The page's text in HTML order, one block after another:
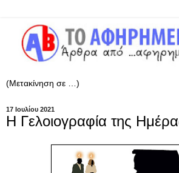
17 Ιουλίου 2021
Η Γελοιογραφία της